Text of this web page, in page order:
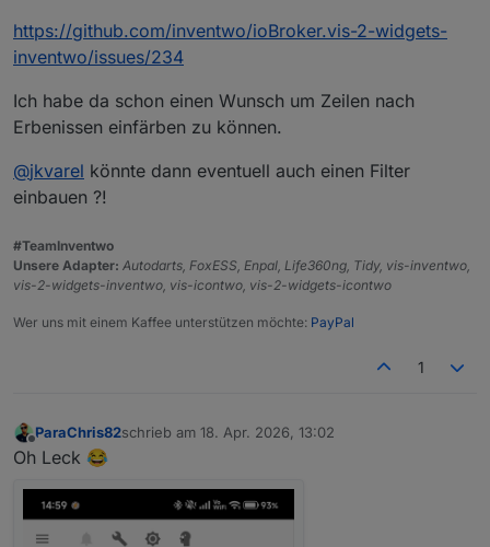
https://github.com/inventwo/ioBroker.vis-2-widgets-
inventwo/issues/234
Ich habe da schon einen Wunsch um Zeilen nach
Erbenissen einfärben zu können.
@jkvarel könnte dann eventuell auch einen Filter
einbauen ?!
#TeamInventwo
Unsere Adapter: Autodarts, FoxESS, Enpal, Life360ng, Tidy, vis-inventwo,
vis-2-widgets-inventwo, vis-icontwo, vis-2-widgets-icontwo
Wer uns mit einem Kaffee unterstützen möchte: PayPal
1
Offline
ParaChris82schrieb am 18. Apr. 2026, 13:02
zuletzt editiert von
Oh Leck 😂